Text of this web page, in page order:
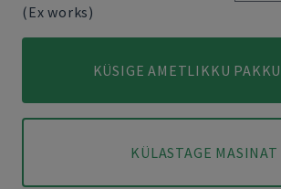
(Ex works)
KÜSIGE AMETLIKKU
KÜLASTAGE MASINAT